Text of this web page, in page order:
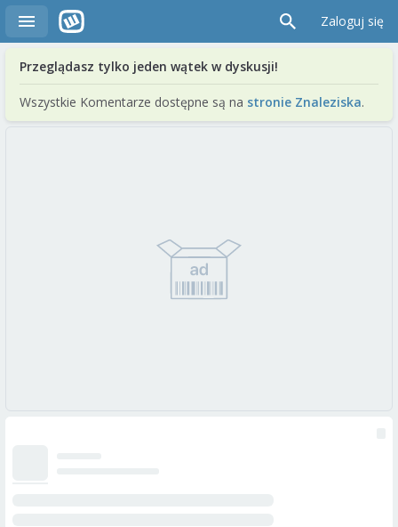
Zaloguj się
Przeglądasz tylko jeden wątek w dyskusji!
Wszystkie Komentarze dostępne są na stronie Znaleziska.